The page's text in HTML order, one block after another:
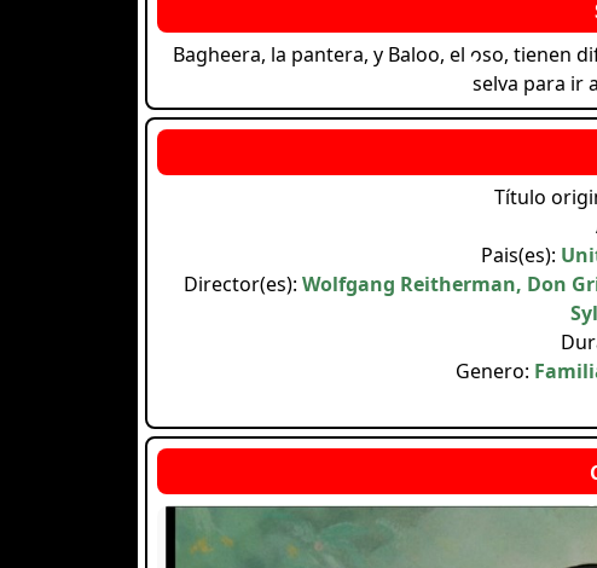
Bagheera, la pantera, y Baloo, el oso, tienen
selva para ir
Título
Pais(es):
Director(es): Wolfgang Reitherman, Don
Genero: